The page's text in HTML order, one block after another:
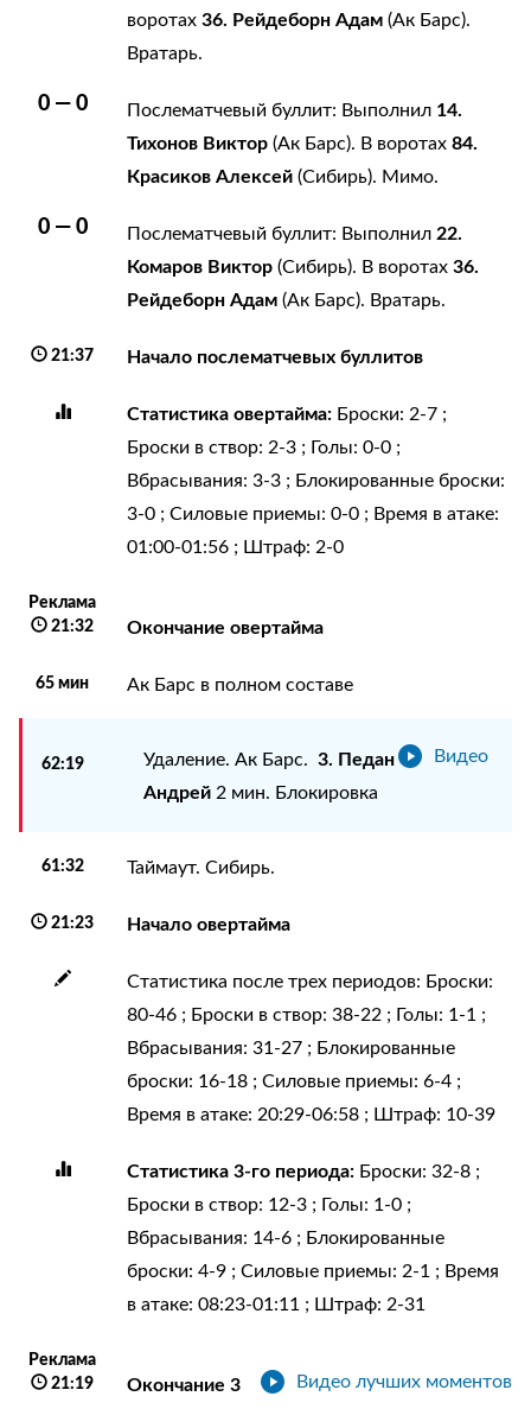
воротах36. Рейдеборн Адам(Ак Барс).
Вратарь.
0 — 0 Послематчевый буллит: Выполнил 14.
Тихонов Виктор(Ак Барс). В воротах84.
Красиков Алексей(Сибирь). Мимо.
0 — 0 Послематчевый буллит: Выполнил22.
Комаров Виктор(Сибирь). В воротах36.
Рейдеборн Адам(Ак Барс). Вратарь.
21:37 Начало послематчевых буллитов
Статистика овертайма: Броски: 2-7 ;
Броски в створ: 2-3 ; Голы: 0-0 ;
Вбрасывания: 3-3 ; Блокированные броски:
3-0 ; Силовые приемы: 0-0 ; Время в атаке:
01:00-01:56 ; Штраф: 2-0
Реклама
21:32
Окончание овертайма
65 мин Ак Барс в полном составе
62:19 Видео
Удаление. Ак Барс. 3. Педан
Андрей2 мин. Блокировка
61:32 Таймаут. Сибирь.
21:23 Начало овертайма
Статистика после трех периодов: Броски:
80-46 ; Броски в створ: 38-22 ; Голы: 1-1 ;
Вбрасывания: 31-27 ; Блокированные
броски: 16-18 ; Силовые приемы: 6-4 ;
Время в атаке: 20:29-06:58 ; Штраф: 10-39
Статистика 3-го периода: Броски: 32-8 ;
Броски в створ: 12-3 ; Голы: 1-0 ;
Вбрасывания: 14-6 ; Блокированные
броски: 4-9 ; Силовые приемы: 2-1 ; Время
в атаке: 08:23-01:11 ; Штраф: 2-31
Реклама
21:19
Видео лучших моментов
Окончание 3